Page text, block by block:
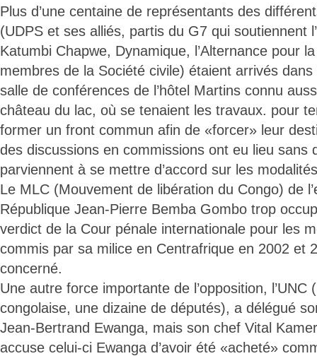
Plus d’une centaine de représentants des
(UDPS et ses alliés, partis du G7 qui soutiennent
Katumbi Chapwe, Dynamique, l’Alternance pour
membres de la Société civile) étaient arrivés
salle de conférences de l’hôtel Martins connu
château du lac, où se tenaient les travaux. pour
former un front commun afin de «forcer» leur
des discussions en commissions ont eu lieu sans
parviennent à se mettre d’accord sur les
Le MLC (Mouvement de libération du Congo) de
République Jean-Pierre Bemba Gombo trop
verdict de la Cour pénale internationale pour les
commis par sa milice en Centrafrique en 2002 et
concerné.
Une autre force importante de l’opposition, l’UNC
congolaise, une dizaine de députés), a délégué
Jean-Bertrand Ewanga, mais son chef Vital
accuse celui-ci Ewanga d’avoir été «acheté»